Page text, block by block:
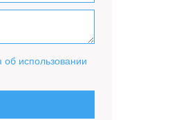
использовании